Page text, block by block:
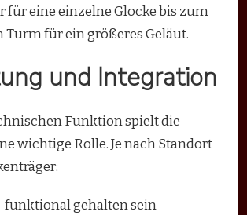
für eine einzelne Glocke bis zum
für ein größeres Geläut.
und Integration
Funktion spielt die
wichtige Rolle. Je nach Standort
gehalten sein